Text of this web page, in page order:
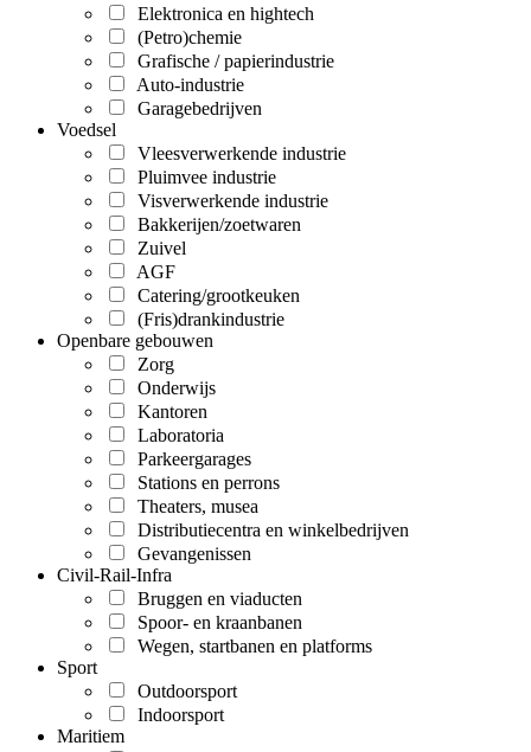
Elektronica en hightech
(Petro)chemie
Grafische / papierindustrie
Auto-industrie
Garagebedrijven
Voedsel
Vleesverwerkende industrie
Pluimvee industrie
Visverwerkende industrie
Bakkerijen/zoetwaren
Zuivel
AGF
Catering/grootkeuken
(Fris)drankindustrie
Openbare gebouwen
Zorg
Onderwijs
Kantoren
Laboratoria
Parkeergarages
Stations en perrons
Theaters, musea
Distributiecentra en winkelbedrijven
Gevangenissen
Civil-Rail-Infra
Bruggen en viaducten
Spoor- en kraanbanen
Wegen, startbanen en platforms
Sport
Outdoorsport
Indoorsport
Maritiem